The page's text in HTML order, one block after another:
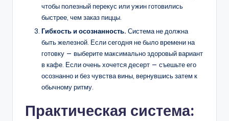
чтобы полезный перекус или ужин готовились
быстрее, чем заказ пиццы.
Гибкость и осознанность. Система не должна
быть железной. Если сегодня не было времени на
готовку — выберите максимально здоровый вариант
в кафе. Если очень хочется десерт — съешьте его
осознанно и без чувства вины, вернувшись затем к
обычному ритму.
Практическая система: